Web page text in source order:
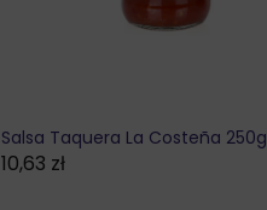
Salsa Taquera La Costeña 250g
10,63 zł